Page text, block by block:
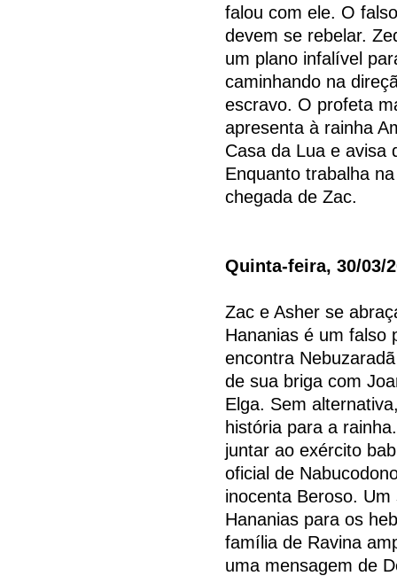
falou com ele. O
devem se rebelar.
um plano infalível
caminhando na
escravo. O profeta
apresenta à rainha
Casa da Lua e avisa
Enquanto trabalha
chegada de Zac.
Quinta-feira, 30/03/
Zac e Asher se
Hananias é um falso
encontra
de sua briga com
Elga. Sem
história para a
juntar ao exército
oficial de
inocenta Beroso.
Hananias para os
família de Ravina
uma mensagem de